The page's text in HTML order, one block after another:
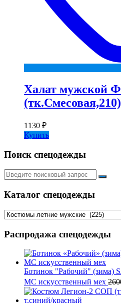
Халат мужской
1130 ₽
Купить
Поиск спецодежды
Искать:
Каталог спецодежды
Распродажа спецодежды
Ботинок "Рабочий"
МС искусственный мех